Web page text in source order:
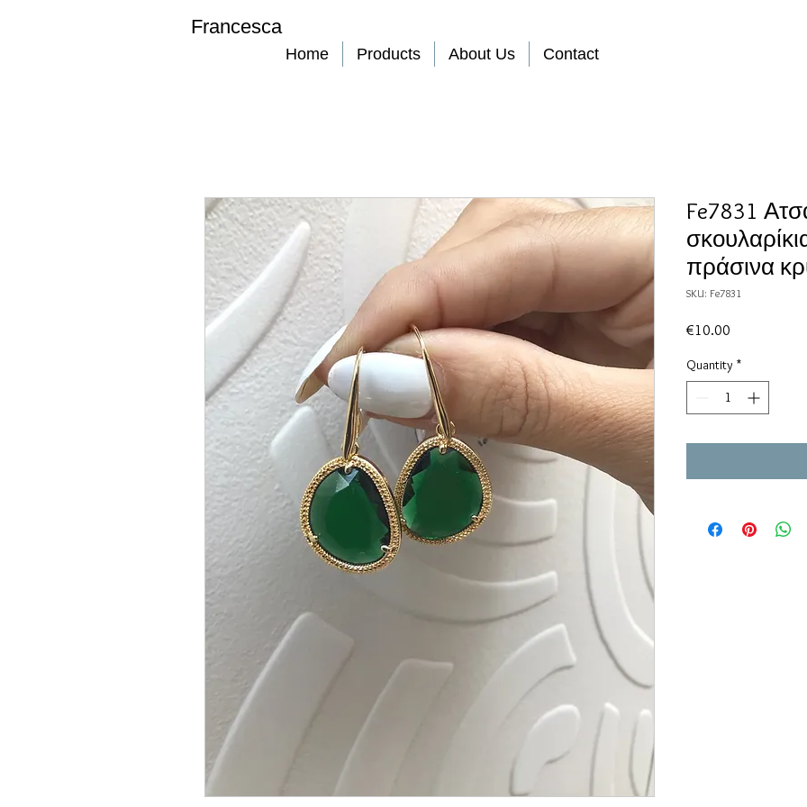
Home Products About Us Contact
Fe7831
πράσινα
SKU: Fe7831
€10.00
Quantity *
Francesca